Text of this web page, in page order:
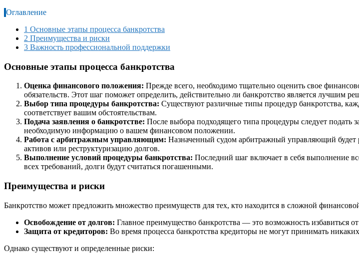
Оглавление
1 Основные этапы процесса банкротства
2 Преимущества и риски
3 Важность профессиональной поддержки
Основные этапы процесса банкротства
Оценка финансового положения: Прежде всего, необходимо тщательно оценить свое
обязательств. Этот шаг поможет определить, действительно ли банкротство является лучшим
Выбор типа процедуры банкротства: Существуют различные типы процедур банкротства,
соответствует вашим обстоятельствам.
Подача заявления о банкротстве: После выбора подходящего типа процедуры следует подать
необходимую информацию о вашем финансовом положении.
Работа с арбитражным управляющим: Назначенный судом арбитражный управляющий будет
активов или реструктуризацию долгов.
Выполнение условий процедуры банкротства: Последний шаг включает в себя выполнение
всех требований, долги будут считаться погашенными.
Преимущества и риски
Банкротство может предложить множество преимуществ для тех, кто находится в сложной
Освобождение от долгов: Главное преимущество банкротства — это возможность избавиться
Защита от кредиторов: Во время процесса банкротства кредиторы не могут принимать
Однако существуют и определенные риски: